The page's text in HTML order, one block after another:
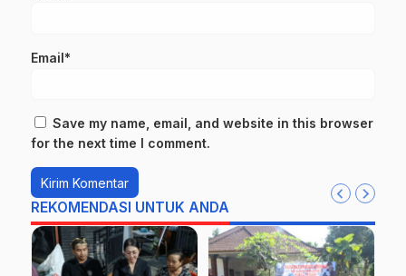
Email*
Save my name, email, and website in this browser
for the next time I comment.
REKOMENDASI UNTUK ANDA